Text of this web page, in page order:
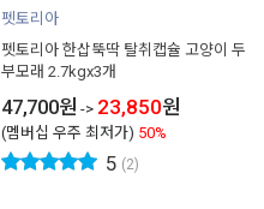
펫토리아
펫토리아 한삽뚝딱 탈취캡슐 고양이 두
부모래 2.7kgx3개
47,700원 -> 23,850원
(멤버십 우주 최저가) 50%
5 (2)